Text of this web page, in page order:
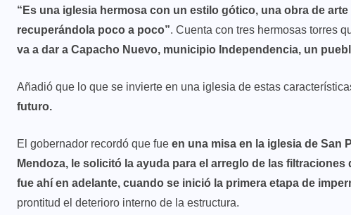
“Es una iglesia hermosa con un estilo gótico, una obra de
recuperándola poco a poco”. Cuenta con tres hermosas torres
va a dar a Capacho Nuevo, municipio Independencia, un
Añadió que lo que se invierte en una iglesia de estas
futuro.
El gobernador recordó que fue en una misa en la iglesia de San
Mendoza, le solicitó la ayuda para el arreglo de las
fue ahí en adelante, cuando se inició la primera etapa de
prontitud el deterioro interno de la estructura.